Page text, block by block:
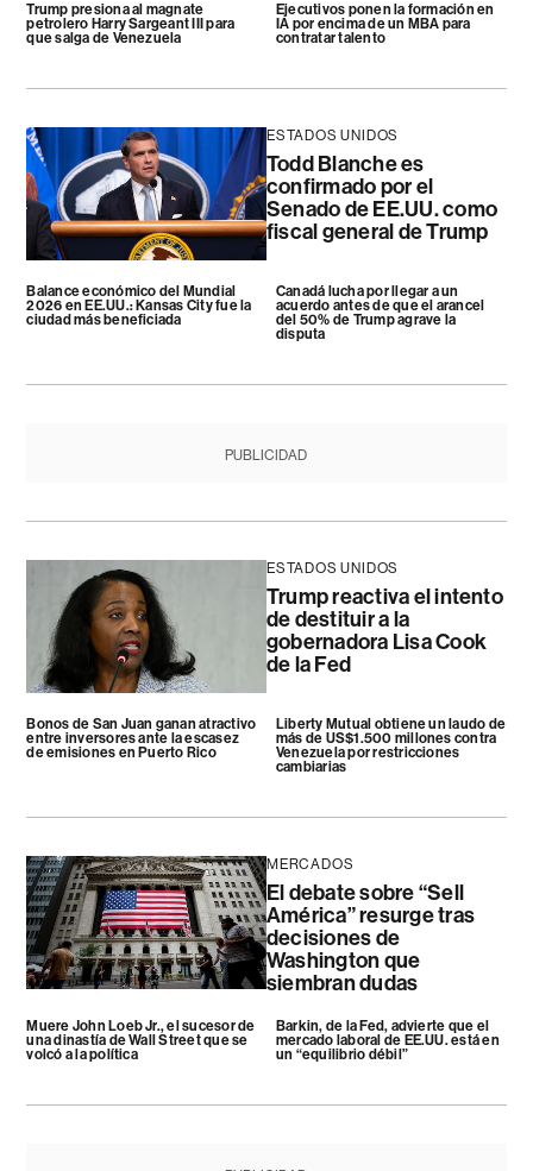
Trump presiona al magnate
petrolero Harry Sargeant III para
que salga de Venezuela
Ejecutivos ponen la formación en
IA por encima de un MBA para
contratar talento
ESTADOS UNIDOS
Todd Blanche es
confirmado por el
Senado de EE.UU. como
fiscal general de Trump
Balance económico del Mundial
2026 en EE.UU.: Kansas City fue la
ciudad más beneficiada
Canadá lucha por llegar a un
acuerdo antes de que el arancel
del 50% de Trump agrave la
disputa
PUBLICIDAD
ESTADOS UNIDOS
Trump reactiva el intento
de destituir a la
gobernadora Lisa Cook
de la Fed
Bonos de San Juan ganan atractivo
entre inversores ante la escasez
de emisiones en Puerto Rico
Liberty Mutual obtiene un laudo de
más de US$1.500 millones contra
Venezuela por restricciones
cambiarias
MERCADOS
El debate sobre “Sell
América” resurge tras
decisiones de
Washington que
siembran dudas
Muere John Loeb Jr., el sucesor de
una dinastía de Wall Street que se
volcó a la política
Barkin, de la Fed, advierte que el
mercado laboral de EE.UU. está en
un “equilibrio débil”